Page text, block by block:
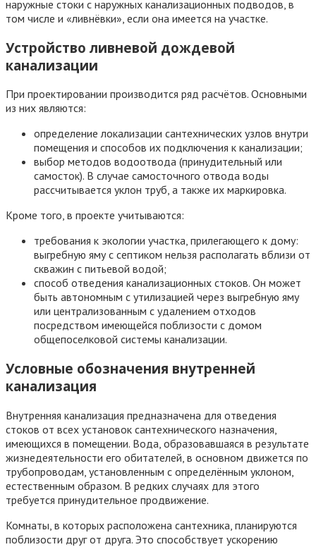
наружные стоки с наружных канализационных подводов, в
том числе и «ливнёвки», если она имеется на участке.
Устройство ливневой дождевой
канализации
При проектировании производится ряд расчётов. Основными
из них являются:
определение локализации сантехнических узлов внутри
помещения и способов их подключения к канализации;
выбор методов водоотвода (принудительный или
самосток). В случае самосточного отвода воды
рассчитывается уклон труб, а также их маркировка.
Кроме того, в проекте учитываются:
требования к экологии участка, прилегающего к дому:
выгребную яму с септиком нельзя располагать вблизи от
скважин с питьевой водой;
способ отведения канализационных стоков. Он может
быть автономным с утилизацией через выгребную яму
или централизованным с удалением отходов
посредством имеющейся поблизости с домом
общепоселковой системы канализации.
Условные обозначения внутренней
канализация
Внутренняя канализация предназначена для отведения
стоков от всех установок сантехнического назначения,
имеющихся в помещении. Вода, образовавшаяся в результате
жизнедеятельности его обитателей, в основном движется по
трубопроводам, установленным с определённым уклоном,
естественным образом. В редких случаях для этого
требуется принудительное продвижение.
Комнаты, в которых расположена сантехника, планируются
поблизости друг от друга. Это способствует ускорению